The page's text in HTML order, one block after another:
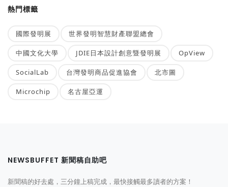
熱門標籤
國際發明展 世界發明智慧財產聯盟總會
中國文化大學 JDIE日本設計創意暨發明展 OpView
SocialLab 台灣發明商品促進協會 北市圖
Microchip 名古屋亞運
NEWSBUFFET 新聞稿自助吧
新聞稿的好去處，三分鐘上稿完成，最快接觸最多讀者的方案！